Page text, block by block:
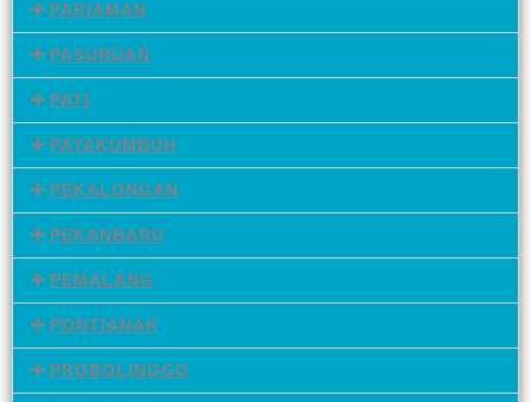
PARIAMAN
PASURUAN
PATI
PAYAKUMBUH
PEKALONGAN
PEKANBARU
PEMALANG
PONTIANAK
PROBOLINGGO